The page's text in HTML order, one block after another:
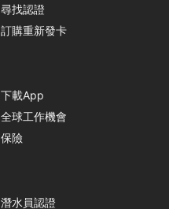
尋找認證
訂購重新發卡
下載App
全球工作機會
保險
潛水員認證